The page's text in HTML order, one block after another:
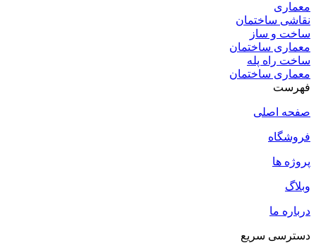
معماری
نقاشی ساختمان
ساخت و ساز
معماری ساختمان
ساخت راه پله
معماری ساختمان
فهرست
صفحه اصلی
فروشگاه
پروژه ها
وبلاگ
درباره ما
دسترسی سریع